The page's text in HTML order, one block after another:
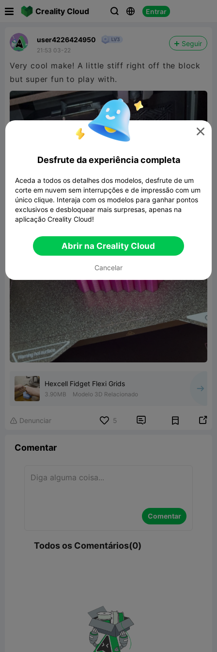
Creality Cloud   Entrar
user4226424950
21:53 03-22
Seguir
Very cool make! A little stiff right off the block
but super fun to play with.
Hexcell Fidget Flexi Grids
3.90MB Modelo 3D Relacionado
 Denunciar 5  
Comentar
Comentar
Todos os Comentários(0)

Desfrute da experiência completa
Aceda a todos os detalhes dos modelos, desfrute de um
corte em nuvem sem interrupções e de impressão com um
único clique. Interaja com os modelos para ganhar pontos
exclusivos e desbloquear mais surpresas, apenas na
aplicação Creality Cloud!
Abrir na Creality Cloud
Cancelar